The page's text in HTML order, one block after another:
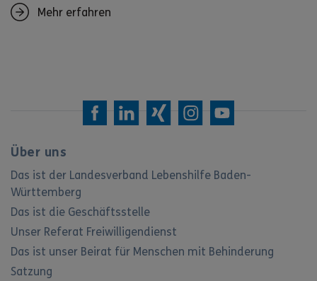
Mehr erfahren
Über uns
Das ist der Landesverband Lebenshilfe Baden-
Württemberg
Das ist die Geschäftsstelle
Unser Referat Freiwilligendienst
Das ist unser Beirat für Menschen mit Behinderung
Satzung